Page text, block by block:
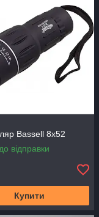
Bassell 8x52
відправки
Купити